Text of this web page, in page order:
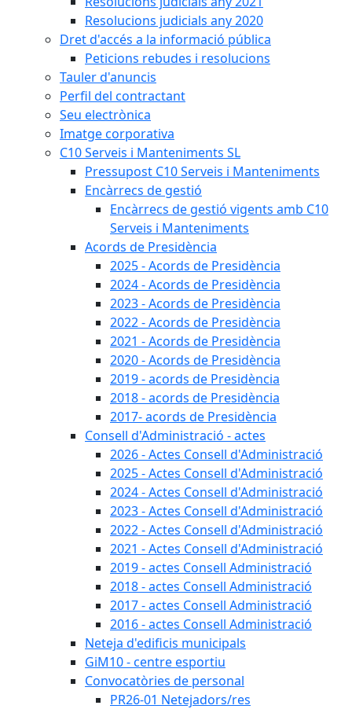
Resolucions judicials any 2020
Dret d'accés a la informació pública
Peticions rebudes i resolucions
Tauler d'anuncis
Perfil del contractant
Seu electrònica
Imatge corporativa
C10 Serveis i Manteniments SL
Pressupost C10 Serveis i Manteniments
Encàrrecs de gestió
Encàrrecs de gestió vigents amb C10
Serveis i Manteniments
Acords de Presidència
2025 - Acords de Presidència
2024 - Acords de Presidència
2023 - Acords de Presidència
2022 - Acords de Presidència
2021 - Acords de Presidència
2020 - Acords de Presidència
2019 - acords de Presidència
2018 - acords de Presidència
2017- acords de Presidència
Consell d'Administració - actes
2026 - Actes Consell d'Administració
2025 - Actes Consell d'Administració
2024 - Actes Consell d'Administració
2023 - Actes Consell d'Administració
2022 - Actes Consell d'Administració
2021 - Actes Consell d'Administració
2019 - actes Consell Administració
2018 - actes Consell Administració
2017 - actes Consell Administració
2016 - actes Consell Administració
Neteja d'edificis municipals
GiM10 - centre esportiu
Convocatòries de personal
PR26-01 Netejadors/res